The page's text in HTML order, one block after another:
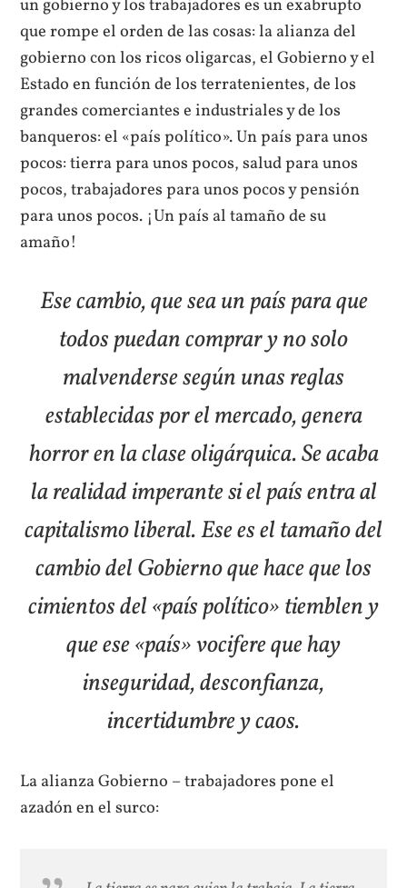
un gobierno y los trabajadores es un exabrupto
que rompe el orden de las cosas: la alianza del
gobierno con los ricos oligarcas, el Gobierno y el
Estado en función de los terratenientes, de los
grandes comerciantes e industriales y de los
banqueros: el «país político». Un país para unos
pocos: tierra para unos pocos, salud para unos
pocos, trabajadores para unos pocos y pensión
para unos pocos. ¡Un país al tamaño de su
amaño!
Ese cambio, que sea un país para que
todos puedan comprar y no solo
malvenderse según unas reglas
establecidas por el mercado, genera
horror en la clase oligárquica. Se acaba
la realidad imperante si el país entra al
capitalismo liberal. Ese es el tamaño del
cambio del Gobierno que hace que los
cimientos del «país político» tiemblen y
que ese «país» vocifere que hay
inseguridad, desconfianza,
incertidumbre y caos.
La alianza Gobierno – trabajadores pone el
azadón en el surco: